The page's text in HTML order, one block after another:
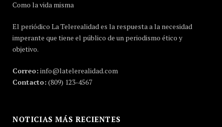
Como la vida misma
El periódico La Telerealidad es la respuesta a la necesidad
imperante que tiene el público de un periodismo ético y
objetivo.
Correo: info@latelerealidad.com
Contacto: (809) 123-4567
NOTICIAS MÁS RECIENTES